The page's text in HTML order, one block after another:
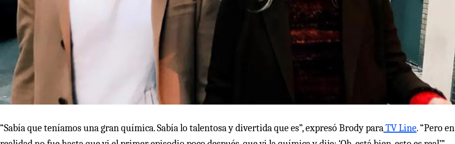
“Sabía que teníamos una gran química. Sabía lo talentosa y divertida que es”, expresó Brody paraTV Line. “Pero en